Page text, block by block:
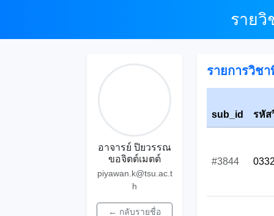
ราย
อาจารย์ ปิยวรรณ
ขอจิตต์เมตต์
piyawan.k@tsu.ac.t
h
← กลับรายชื่อ
รายการวิช
sub_id รหัส
#3844